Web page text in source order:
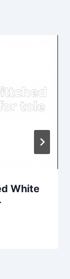
White